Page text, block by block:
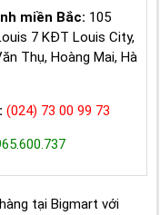
miền Bắc: 105
7 KĐT Louis City,
Thụ, Hoàng Mai, Hà
(024) 73 00 99 73
tại Bigmart với